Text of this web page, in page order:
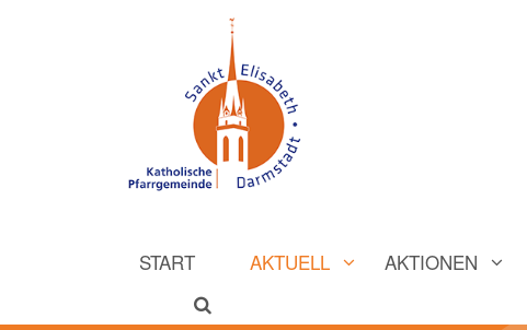
START AKTUELL AKTIONEN